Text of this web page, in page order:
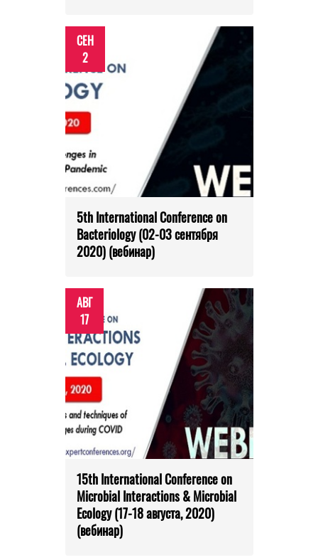
СЕН
2
5th International Conference on
Bacteriology (02-03 сентября
2020) (вебинар)
АВГ
17
15th International Conference on
Microbial Interactions & Microbial
Ecology (17-18 августа, 2020)
(вебинар)